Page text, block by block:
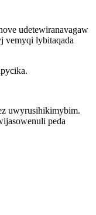
udetewiranavagaw
vemyqi lybitaqada
uwyrusihikimybim.
peda